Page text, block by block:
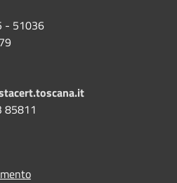
- 51036
85811